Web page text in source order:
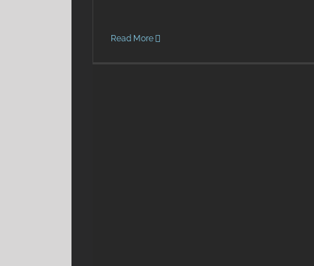
Read More